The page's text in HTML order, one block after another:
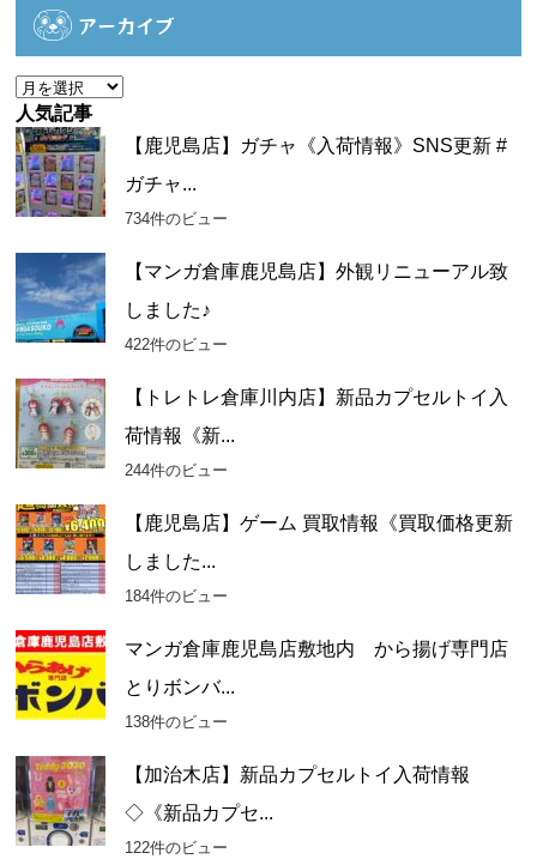
アーカイブ
ア
ー
カ
イ
ブ
人気記事
【鹿児島店】ガチャ《入荷情報》SNS更新 #
ガチャ...
734件のビュー
【マンガ倉庫鹿児島店】外観リニューアル致
しました♪
422件のビュー
【トレトレ倉庫川内店】新品カプセルトイ入
荷情報《新...
244件のビュー
【鹿児島店】ゲーム 買取情報《買取価格更新
しました...
184件のビュー
マンガ倉庫鹿児島店敷地内 から揚げ専門店
とりボンバ...
138件のビュー
【加治木店】新品カプセルトイ入荷情報
◇《新品カプセ...
122件のビュー